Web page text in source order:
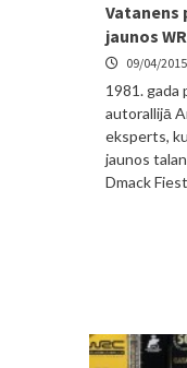
Vatanens
jaunos
09/04/2015
1981. gada
autorallijā
eksperts,
jaunos
Dmack